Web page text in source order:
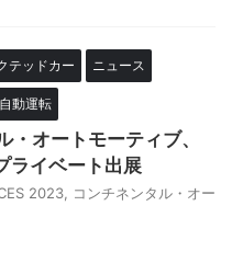
テッドカー ニュース
自動運転
・オートモーティブ、
ライベート出展
2023
コンチネンタル・オー